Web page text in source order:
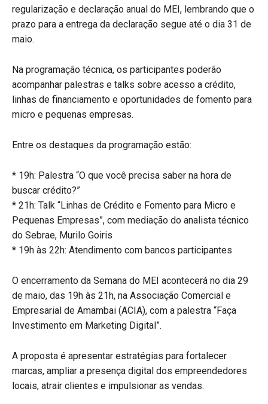
regularização e declaração anual do MEI, lembrando que o
prazo para a entrega da declaração segue até o dia 31 de
maio.
Na programação técnica, os participantes poderão
acompanhar palestras e talks sobre acesso a crédito,
linhas de financiamento e oportunidades de fomento para
micro e pequenas empresas.
Entre os destaques da programação estão:
* 19h: Palestra “O que você precisa saber na hora de
buscar crédito?”
* 21h: Talk “Linhas de Crédito e Fomento para Micro e
Pequenas Empresas”, com mediação do analista técnico
do Sebrae, Murilo Goiris
* 19h às 22h: Atendimento com bancos participantes
O encerramento da Semana do MEI acontecerá no dia 29
de maio, das 19h às 21h, na Associação Comercial e
Empresarial de Amambai (ACIA), com a palestra “Faça
Investimento em Marketing Digital”.
A proposta é apresentar estratégias para fortalecer
marcas, ampliar a presença digital dos empreendedores
locais, atrair clientes e impulsionar as vendas.